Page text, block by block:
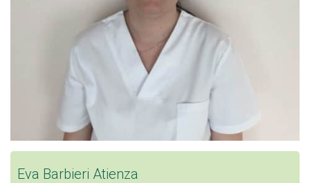
Eva Barbieri Atienza